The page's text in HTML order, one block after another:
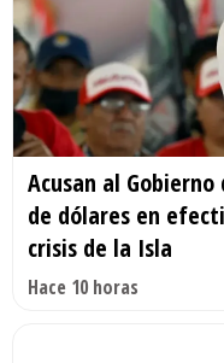
Acusan al
de dólares en
crisis de la Isla
Hace 10 horas